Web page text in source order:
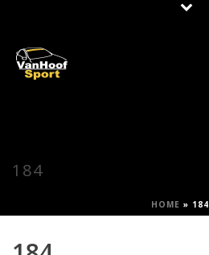
184
HOME » 184